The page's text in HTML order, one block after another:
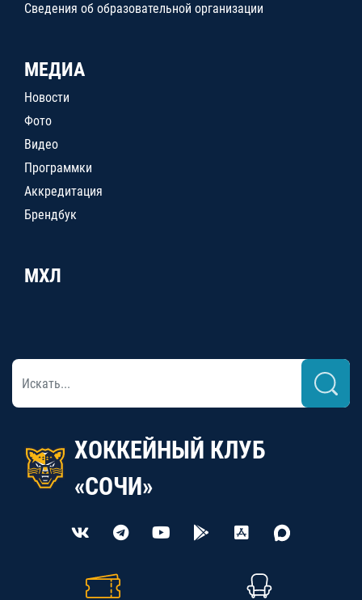
Сведения об образовательной организации
МЕДИА
Новости
Фото
Видео
Программки
Аккредитация
Брендбук
МХЛ
ХОККЕЙНЫЙ КЛУБ
«СОЧИ»